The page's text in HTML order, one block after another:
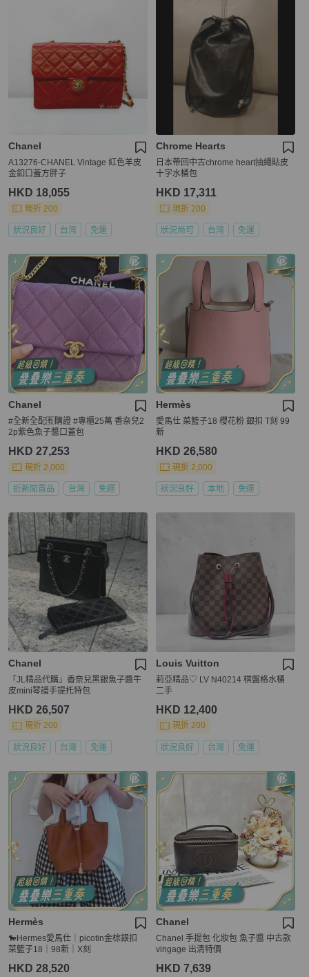
Chanel
A13276-CHANEL Vintage 紅色羊皮
金釦口蓋方胖子
HKD 18,055
現折 200
狀況良好 台灣 免運
Chrome Hearts
日本帶回中古chrome heart抽繩貼皮
十字水桶包
HKD 17,311
現折 200
狀況尚可 台灣 免運
Chanel
#全新全配🈶購證 #專櫃25萬 香奈兒2
2p紫色魚子醬口蓋包
HKD 27,253
現折 2,000
近新閒置品 台灣 免運
Hermès
愛馬仕 菜籃子18 櫻花粉 銀扣 T刻 99
新
HKD 26,580
現折 2,000
狀況良好 本地 免運
Chanel
「JL精品代購」香奈兒黑銀魚子醬牛
皮mini琴譜手提托特包
HKD 26,507
現折 200
狀況良好 台灣 免運
Louis Vuitton
莉亞精品♡ LV N40214 棋盤格水桶
二手
HKD 12,400
現折 200
狀況良好 台灣 免運
Hermès
🐎Hermes愛馬仕｜picotin金棕銀扣
菜籃子18｜98新｜X刻
HKD 28,520
Chanel
Chanel 手提包 化妝包 魚子醬 中古款
vingage 出清特價
HKD 7,639